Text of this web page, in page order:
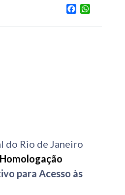
Facebook
do Rio de Janeiro
Homologação
para Acesso às